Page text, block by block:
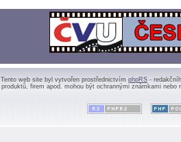
Tento web site byl vytvořen prostřednictvím phpRS -
produktů, firem apod. mohou být ochrannými známkami